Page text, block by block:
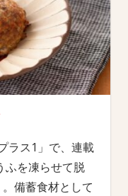
ラス1」で、連載
ふを凍らせて脱
備蓄食材として